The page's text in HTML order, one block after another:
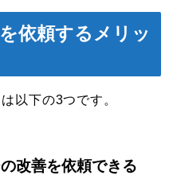
依頼するメリッ
以下の3つです。
改善を依頼できる